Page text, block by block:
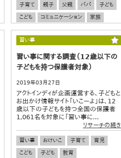
子育て 親子 父親 パパ
子ども
こども
コミュニケーション
家族
休日
習い事
習い事に関する調査（12歳以下の
子どもを持つ保護者対象）
2019年03月27日
アクトインディが企画運営する、子どもと
お出かけ情報サイト「いこーよ」は、12
歳以下の子どもを持つ全国の保護者
1,061名を対象に「習い事に...
リサーチの続き
習い事 おけいこ 子育て
育児
こども
子ども 教育